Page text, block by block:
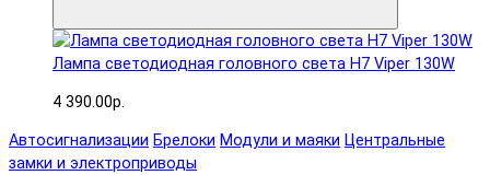
Лампа светодиодная головного света H7 Viper 130W
4 390.00р.
Автосигнализации Брелоки Модули и маяки Центральные
замки и электроприводы